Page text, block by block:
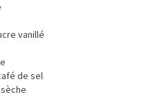
vanillé
de sel